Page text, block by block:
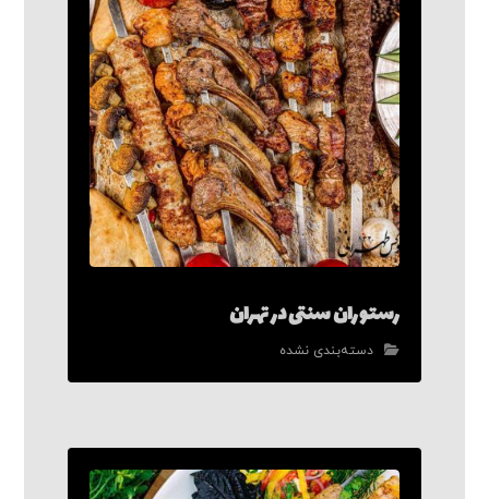
رستوران سنتی در تهران
دسته‌بندی نشده